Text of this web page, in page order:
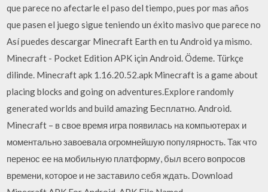
que parece no afectarle el paso del tiempo, pues por mas años
que pasen el juego sigue teniendo un éxito masivo que parece no
Así puedes descargar Minecraft Earth en tu Android ya mismo.
Minecraft - Pocket Edition APK için Android. Ödeme. Türkçe
dilinde. Minecraft apk 1.16.20.52.apk Minecraft is a game about
placing blocks and going on adventures.Explore randomly
generated worlds and build amazing Бесплатно. Android.
Minecraft – в свое время игра появилась на компьютерах и
моментально завоевала огромнейшую популярность. Так что
перенос ее на мобильную платформу, был всего вопросов
времени, которое и не заставило себя ждать. Download